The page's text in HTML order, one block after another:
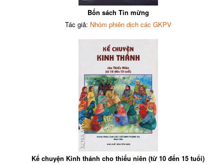
Bốn sách Tin mừng
Tác giả: Nhóm phiên dịch các GKPV
Kể chuyện Kinh thánh cho thiếu niên (từ 10 đến 15 tuổi)